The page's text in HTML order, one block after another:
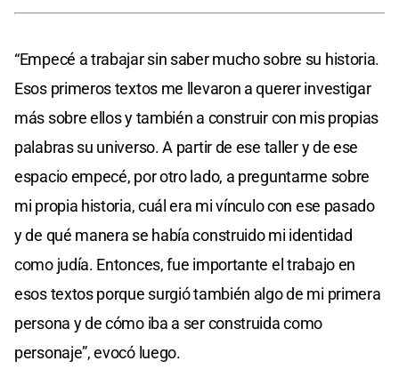
“Empecé a trabajar sin saber mucho sobre su historia.
Esos primeros textos me llevaron a querer investigar
más sobre ellos y también a construir con mis propias
palabras su universo. A partir de ese taller y de ese
espacio empecé, por otro lado, a preguntarme sobre
mi propia historia, cuál era mi vínculo con ese pasado
y de qué manera se había construido mi identidad
como judía. Entonces, fue importante el trabajo en
esos textos porque surgió también algo de mi primera
persona y de cómo iba a ser construida como
personaje”, evocó luego.